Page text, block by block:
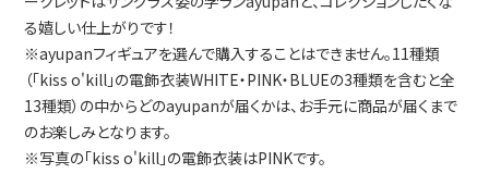
る嬉しい仕上がりです！
※ayupanフィギュアを選んで購入することはできません。11種類
（「kiss o'kill」の電飾衣装WHITE・PINK・BLUEの3種類を含むと全
13種類）の中からどのayupanが届くかは、お手元に商品が届くまで
のお楽しみとなります。
※写真の「kiss o'kill」の電飾衣装はPINKです。